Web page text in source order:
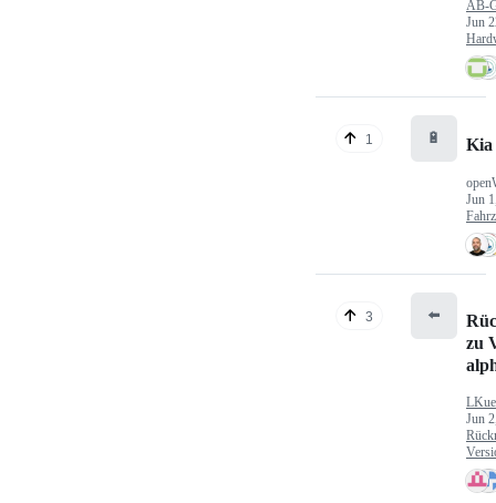
AB-
Jun
1 🔋 Kia
Jun
3 ⬅️
zu
Jun